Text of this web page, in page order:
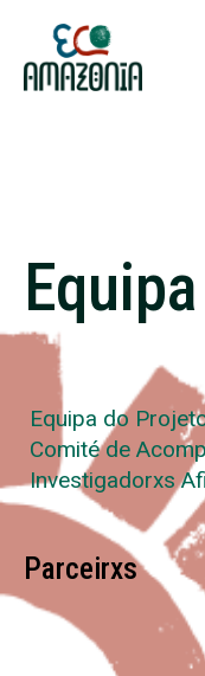
Equipa
Equipa do
Comité de
Investigadorxs
Parceirxs